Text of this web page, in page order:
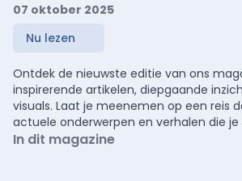
07 oktober 2025
Nu lezen
Ontdek de nieuwste editie van ons
inspirerende artikelen, diepgaande
visuals. Laat je meenemen op een reis
actuele onderwerpen en verhalen die je
In dit magazine